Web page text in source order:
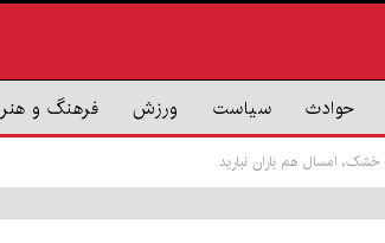
حوادث سیاست ورزش فرهنگ و هنر
امسال هم باران نبارید